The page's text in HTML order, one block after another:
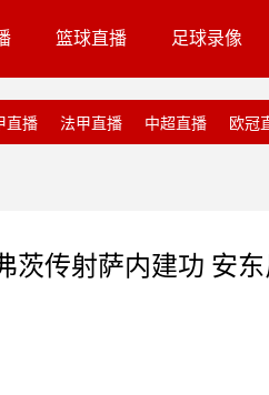
篮球直播 足球录像
直播 法甲直播 中超直播 欧冠
茨传射萨内建功 安东